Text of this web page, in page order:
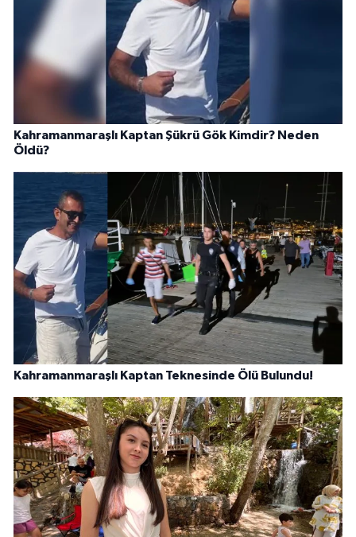
Kahramanmaraşlı Kaptan Şükrü Gök Kimdir? Neden
Öldü?
Kahramanmaraşlı Kaptan Teknesinde Ölü Bulundu!